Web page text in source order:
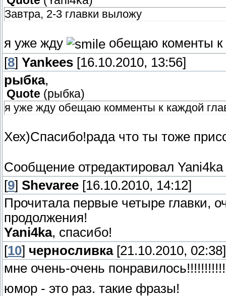
Завтра, 2-3 главки выложу
я уже жду
обещаю коменты к
[8] Yankees [16.10.2010, 13:56]
рыбка,
Quote (рыбка)
я уже жду обещаю комменты к каждой
Хех)Спасибо!рада что ты тоже
Сообщение отредактировал Yani4ka
[9] Shevaree [16.10.2010, 14:12]
Прочитала первые четыре главки,
продолжения!
Yani4ka, спасибо!
[10] черносливка[21.10.2010, 02:38]
мне очень-очень
юмор - это раз. такие фразы!